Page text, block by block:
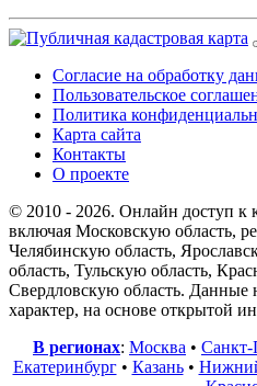
Согласие на обработку
Пользовательское
Политика
Карта сайта
Контакты
О проекте
© 2010 - 2026. Онлайн доступ к
включая Московскую область,
Челябинскую область,
область, Тульскую область,
Свердловскую область. Данные
характер, на основе открытой
В регионах: Москва • Санкт-
Екатеринбург• Казань•